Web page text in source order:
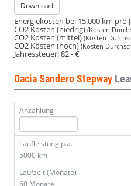
Download
Energiekosten bei 15.000 km pro
CO2 Kosten (niedrig) (Kosten
CO2 Kosten (mittel)(Kosten
CO2 Kosten (hoch) (Kosten
Jahressteuer:82,- €
Dacia Sandero Stepway
Anzahlung
Laufleistung p.a.
5000 km
Laufzeit (Monate)